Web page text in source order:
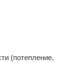
(потепление,